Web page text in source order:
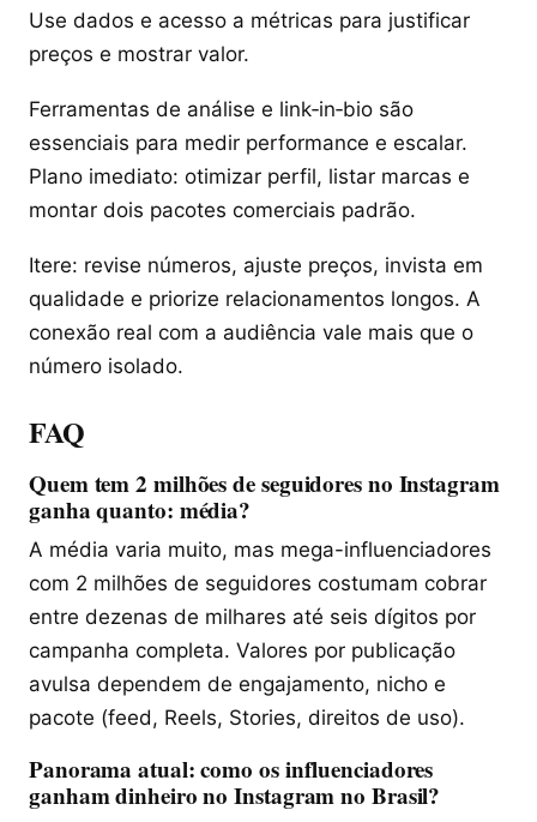
Use dados e acesso a métricas para justificar
preços e mostrar valor.
Ferramentas de análise e link‑in‑bio são
essenciais para medir performance e escalar.
Plano imediato: otimizar perfil, listar marcas e
montar dois pacotes comerciais padrão.
Itere: revise números, ajuste preços, invista em
qualidade e priorize relacionamentos longos. A
conexão real com a audiência vale mais que o
número isolado.
FAQ
Quem tem 2 milhões de seguidores no Instagram
ganha quanto: média?
A média varia muito, mas mega-influenciadores
com 2 milhões de seguidores costumam cobrar
entre dezenas de milhares até seis dígitos por
campanha completa. Valores por publicação
avulsa dependem de engajamento, nicho e
pacote (feed, Reels, Stories, direitos de uso).
Panorama atual: como os influenciadores
ganham dinheiro no Instagram no Brasil?